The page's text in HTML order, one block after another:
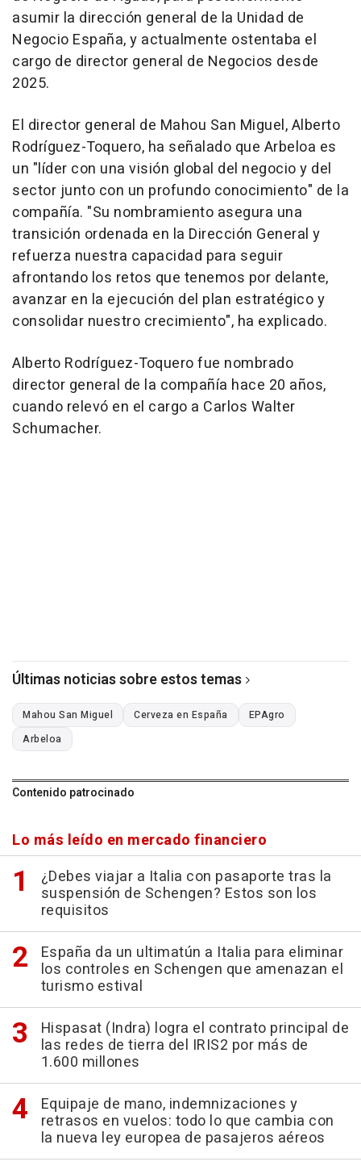
asumir la dirección general de la Unidad de
Negocio España, y actualmente ostentaba el
cargo de director general de Negocios desde
2025.
El director general de Mahou San Miguel, Alberto
Rodríguez-Toquero, ha señalado que Arbeloa es
un "líder con una visión global del negocio y del
sector junto con un profundo conocimiento" de la
compañía. "Su nombramiento asegura una
transición ordenada en la Dirección General y
refuerza nuestra capacidad para seguir
afrontando los retos que tenemos por delante,
avanzar en la ejecución del plan estratégico y
consolidar nuestro crecimiento", ha explicado.
Alberto Rodríguez-Toquero fue nombrado
director general de la compañía hace 20 años,
cuando relevó en el cargo a Carlos Walter
Schumacher.
Últimas noticias sobre estos temas
Mahou San Miguel Cerveza en España
EPAgro
Arbeloa
Contenido patrocinado
Lo más leído en mercado financiero
¿Debes viajar a Italia con pasaporte tras la
suspensión de Schengen? Estos son los
requisitos
España da un ultimatún a Italia para eliminar
los controles en Schengen que amenazan el
turismo estival
Hispasat (Indra) logra el contrato principal de
las redes de tierra del IRIS2 por más de
1.600 millones
Equipaje de mano, indemnizaciones y
retrasos en vuelos: todo lo que cambia con
la nueva ley europea de pasajeros aéreos